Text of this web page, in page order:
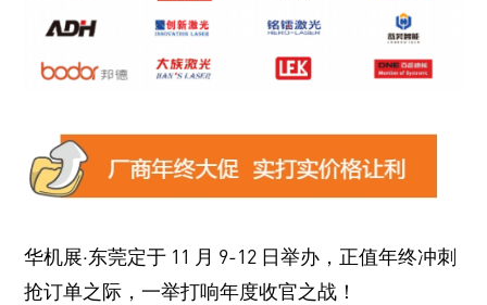
华机展·东莞定于 11 月 9-12 日举办，正值年终冲刺
抢订单之际，一举打响年度收官之战！